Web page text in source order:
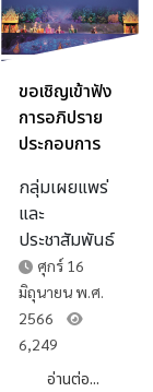
ขอเชิญเข้าฟัง
การอภิปราย
ประกอบการ
กระบอกไทย
เรื่อง "พระ
อภัยมณี ตอน
หนีนางผีเสื้อ"
เนื่องในวัน
สุนทรภู่
กลุ่มเผยแพร่
และ
ประชาสัมพันธ์
ศุกร์ 16
มิถุนายน พ.ศ.
2566
6,249
อ่านต่อ...